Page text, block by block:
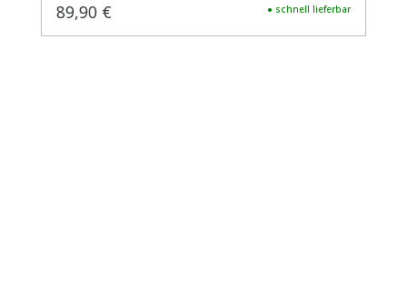
Regulärer Preis:
89,90 € ● schnell lieferbar